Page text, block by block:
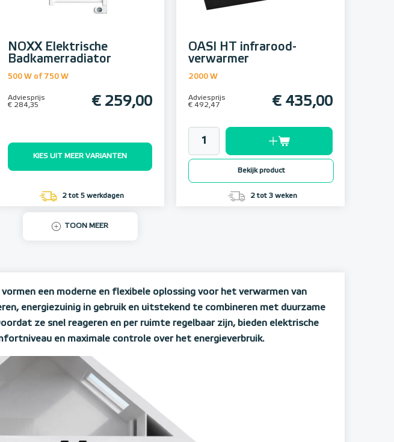
NOXX Elektrische
Badkamerradiator
500 W of 750 W
Adviesprijs
€ 284,35
€ 259,00
KIES UIT MEER VARIANTEN
2 tot 5 werkdagen
OASI HT infrarood-
verwarmer
2000 W
Adviesprijs
€ 492,47
€ 435,00
Bekijk product
2 tot 3 weken
TOON MEER
een moderne en flexibele oplossing voor het verwarmen van
energiezuinig in gebruik en uitstekend te combineren met duurzame
ze snel reageren en per ruimte regelbaar zijn, bieden elektrische
en maximale controle over het energieverbruik.